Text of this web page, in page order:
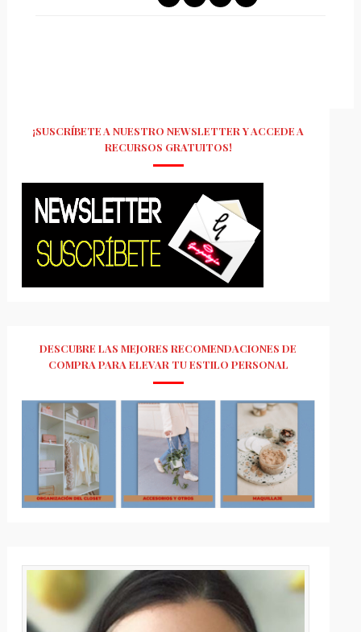
¡SUSCRÍBETE A NUESTRO NEWSLETTER Y ACCEDE A
RECURSOS GRATUITOS!
DESCUBRE LAS MEJORES RECOMENDACIONES DE
COMPRA PARA ELEVAR TU ESTILO PERSONAL